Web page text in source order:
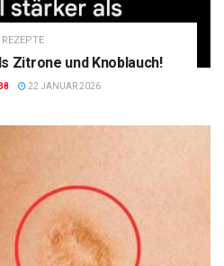
REZEPTE
Zitrone und Knoblauch!
22 JANUAR 2026